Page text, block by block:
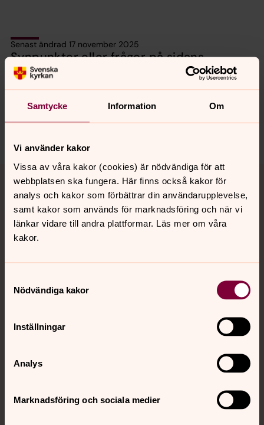
Samtycke Information Om
Vi använder kakor
Vissa av våra kakor (cookies) är nödvändiga för att
webbplatsen ska fungera. Här finns också kakor för
analys och kakor som förbättrar din användarupplevelse,
samt kakor som används för marknadsföring och när vi
länkar vidare till andra plattformar. Läs mer om våra
kakor.
Nödvändiga kakor
Inställningar
Analys
Marknadsföring och sociala medier
Senast ändrad 17 november 2025
Synpunkter eller frågor på sidans
innehåll?
ekero.pastorat@svenskakyrkan.se
Dela
Tillbaka till toppen
Tillbaka till innehållet
Kontakt
Sociala kanaler